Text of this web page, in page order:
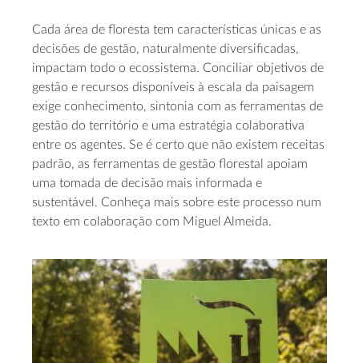
Cada área de floresta tem características únicas e as
decisões de gestão, naturalmente diversificadas,
impactam todo o ecossistema. Conciliar objetivos de
gestão e recursos disponíveis à escala da paisagem
exige conhecimento, sintonia com as ferramentas de
gestão do território e uma estratégia colaborativa
entre os agentes. Se é certo que não existem receitas
padrão, as ferramentas de gestão florestal apoiam
uma tomada de decisão mais informada e
sustentável. Conheça mais sobre este processo num
texto em colaboração com Miguel Almeida.